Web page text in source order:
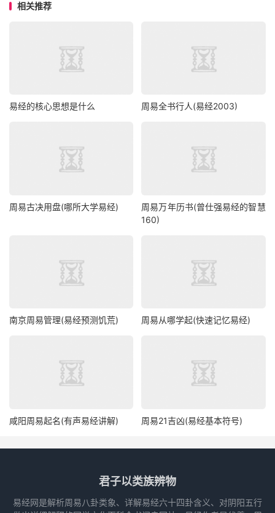
相关推荐
易经的核心思想是什么 周易全书行人(易经2003)
周易古决用盘(哪所大学易经)
周易万年历书(曾仕强易经的智慧
160)
南京周易管理(易经预测饥荒) 周易从哪学起(快速记忆易经)
咸阳周易起名(有声易经讲解) 周易21吉凶(易经基本符号)
君子以类族辨物
易经网是解析周易八卦类象、详解易经六十四卦含义、对阴阳五行